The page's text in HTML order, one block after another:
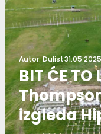
Autor:Dulist
BIT ĆE TO
izgleda